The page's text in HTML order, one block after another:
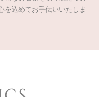
を込めてお手伝いいたしま